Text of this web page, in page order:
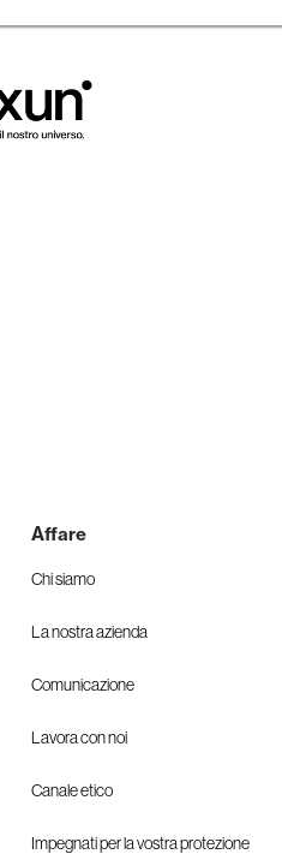
Affare
Chi siamo
La nostra azienda
Comunicazione
Lavora con noi
Canale etico
Impegnati per la vostra protezione